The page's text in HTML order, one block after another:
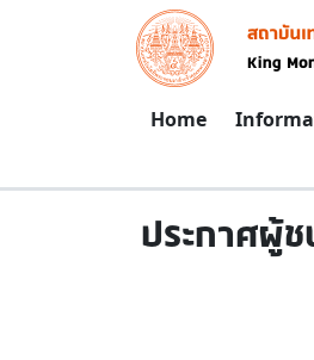
Skip to main content
Image
Main
Home
ประกาศผู้